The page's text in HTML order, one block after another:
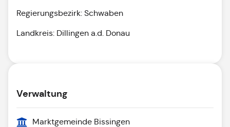
Regierungsbezirk: Schwaben
Landkreis: Dillingen a.d. Donau
Verwaltung
Marktgemeinde Bissingen